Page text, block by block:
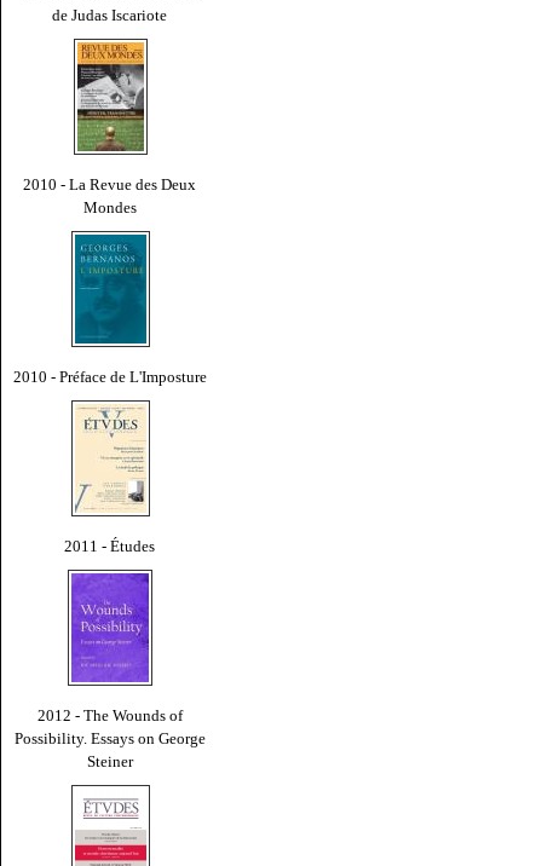
de Judas Iscariote
2010 - La Revue des Deux
Mondes
2010 - Préface de L'Imposture
2011 - Études
2012 - The Wounds of
Possibility. Essays on George
Steiner